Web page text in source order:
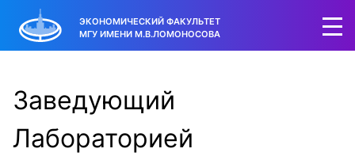
ЭКОНОМИЧЕСКИЙ ФАКУЛЬТЕТ
МГУ ИМЕНИ М.В.ЛОМОНОСОВА
Заведующий
Лабораторией